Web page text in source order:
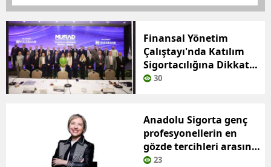
Bilecik
Bingöl
Bitlis
Bursa
Finansal Yönetim
Çalıştayı'nda Katılım
Sigortacılığına Dikkat
Çekildi
30
Anadolu Sigorta genç
profesyonellerin en
gözde tercihleri arasına
girdi
23